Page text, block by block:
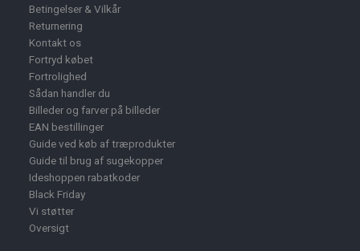
Betingelser & Vilkår
Returnering
Kontakt os
Fortryd købet
Fortrolighed
Sådan handler du
Billeder og farver på billeder
EAN bestillinger
Guide ved køb af træprodukter
Guide til brug af sugekopper
Ideshoppen rabatkoder
Black Friday
Vi støtter
Oversigt